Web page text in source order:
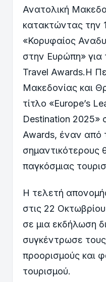
Ανατολική
κατακτώντας την
«Κορυφαίος
στην Ευρώπη»
Travel Awards.Η
Μακεδονίας και
τίτλο «Europe’s
Destination 2025»
Awards, έναν από
σημαντικότερους
παγκόσμιας
Η τελετή
στις 22
σε μια εκδήλωση
συγκέντρωσε
προορισμούς και
τουρισμού.